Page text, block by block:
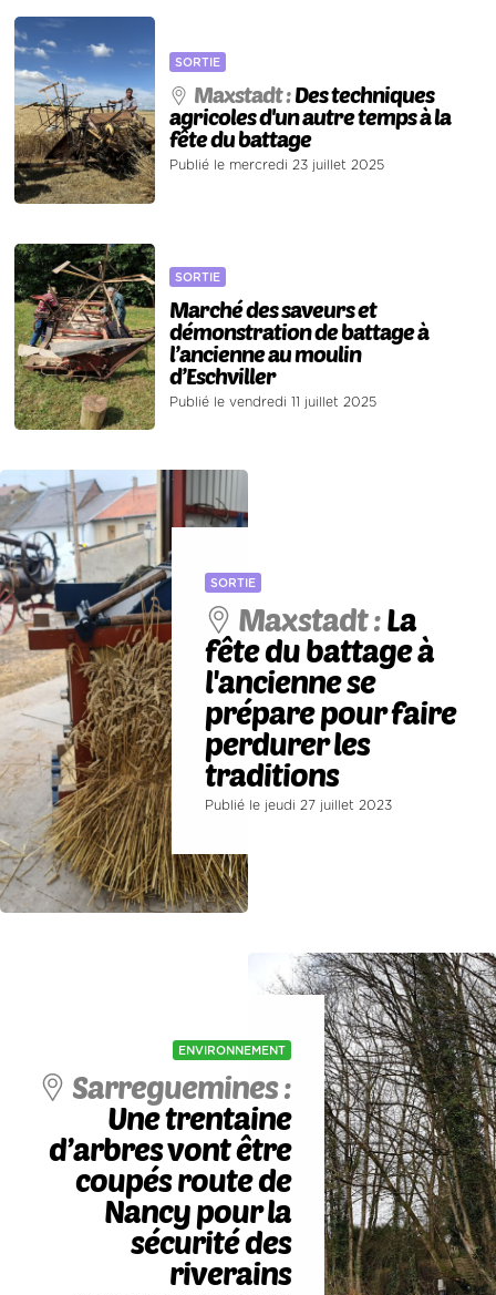
SORTIE
Maxstadt :Des techniques
agricoles d'un autre temps à la
fête du battage
Publié le mercredi 23 juillet 2025
SORTIE
Marché des saveurs et
démonstration de battage à
l’ancienne au moulin
d’Eschviller
Publié le vendredi 11 juillet 2025
SORTIE
Maxstadt :La
fête du battage à
l'ancienne se
prépare pour faire
perdurer les
traditions
Publié le jeudi 27 juillet 2023
ENVIRONNEMENT
Sarreguemines :
Une trentaine
d’arbres vont être
coupés route de
Nancy pour la
sécurité des
riverains